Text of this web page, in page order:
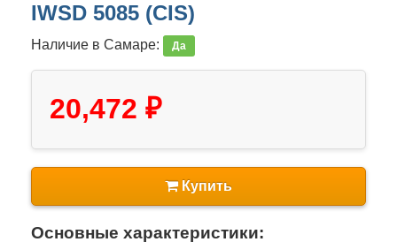
IWSD 5085 (CIS)
Наличие в Самаре: Да
20,472 ₽
Купить
Основные характеристики: